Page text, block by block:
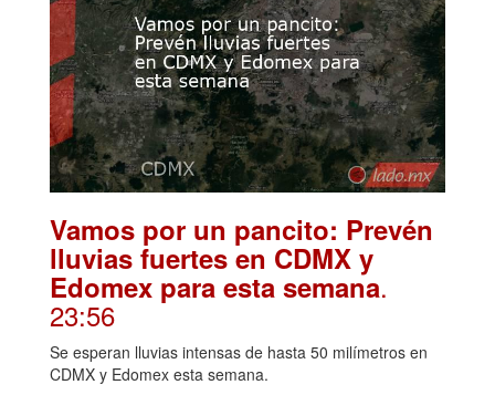
Vamos por un pancito: Prevén
lluvias fuertes en CDMX y
Edomex para esta semana.
23:56
Se esperan lluvias intensas de hasta 50 milímetros en
CDMX y Edomex esta semana.